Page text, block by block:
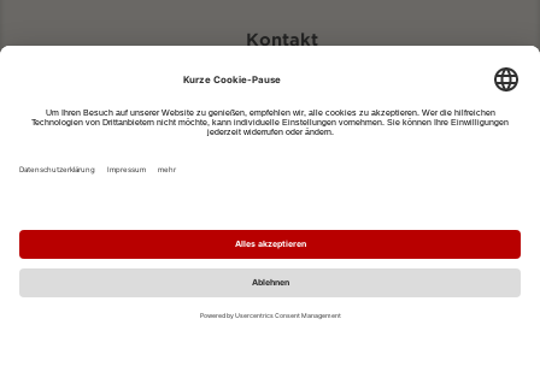
Kontakt
eventportal@fwtm.de
Impressum